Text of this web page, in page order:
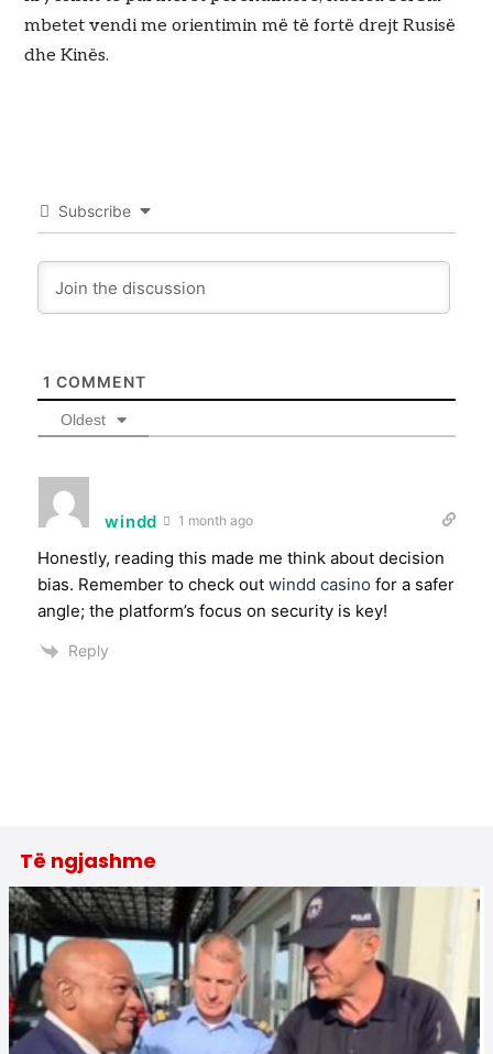
mbetet vendi me orientimin më të fortë drejt Rusisë
dhe Kinës.
Subscribe
1 COMMENT
Oldest
windd 1 month ago
Honestly, reading this made me think about decision
bias. Remember to check outwindd casino for a safer
angle; the platform’s focus on security is key!
Reply
Të ngjashme